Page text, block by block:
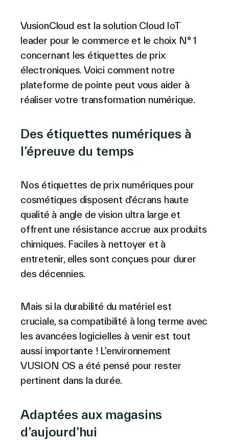
VusionCloud est la solution Cloud IoT
leader pour le commerce et le choix N° 1
concernant les étiquettes de prix
électroniques. Voici comment notre
plateforme de pointe peut vous aider à
réaliser votre transformation numérique.
Des étiquettes numériques à
l’épreuve du temps
Nos étiquettes de prix numériques pour
cosmétiques disposent d’écrans haute
qualité à angle de vision ultra large et
offrent une résistance accrue aux produits
chimiques. Faciles à nettoyer et à
entretenir, elles sont conçues pour durer
des décennies.
Mais si la durabilité du matériel est
cruciale, sa compatibilité à long terme avec
les avancées logicielles à venir est tout
aussi importante ! L’environnement
VUSION OS a été pensé pour rester
pertinent dans la durée.
Adaptées aux magasins
d’aujourd’hui